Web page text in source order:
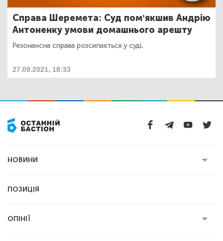
Справа Шеремета: Суд пом’якшив Андрію
Антоненку умови домашнього арешту
Резонансна справа розсипається у суді.
27.09.2021, 18:33
НОВИНИ
Економіка
ПОЗИЦІЯ
ОПІНІЇ